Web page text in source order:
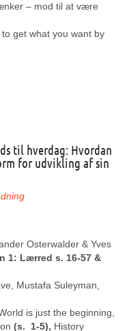
– mod til at være
get what you want by
til hverdag: Hvordan
for udvikling af sin
Osterwalder & Yves
1: Lærred s. 16-57 &
Mustafa Suleyman,
is just the beginning,
(s. 1-5), History